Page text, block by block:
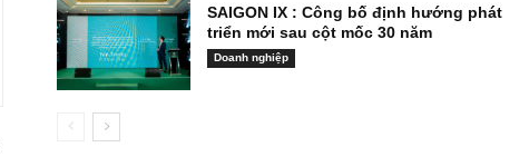
SAIGON IX : Công bố định hướng phát
triển mới sau cột mốc 30 năm
Doanh nghiệp